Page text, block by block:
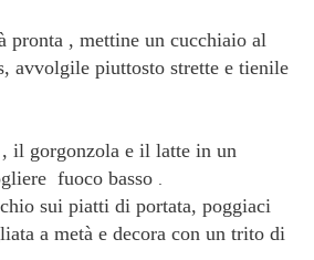
pronta , mettine un cucchiaio al
avvolgile piuttosto strette e tienile
il gorgonzola e il latte in un
fuoco basso
sui piatti di portata, poggiaci
a metà e decora con un trito di